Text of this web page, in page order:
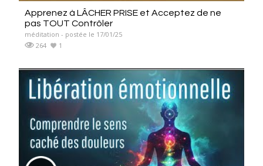
Apprenez à LÂCHER PRISE et Acceptez de ne
pas TOUT Contrôler
méditation - postée le 17/01/25
264
1